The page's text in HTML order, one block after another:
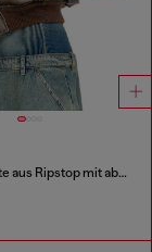
Daunenweste aus Ripstop mit abnehmbarer Kapuze